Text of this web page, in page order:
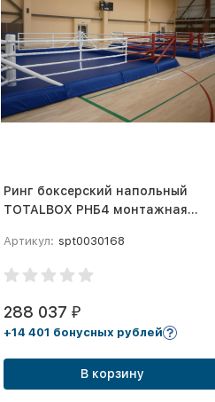
Ринг боксерский напольный
TOTALBOX РНБ4 монтажная
канатам 4х4 м)
Артикул: spt0030168
288 037₽
+14 401 бонусных рублей
В корзину